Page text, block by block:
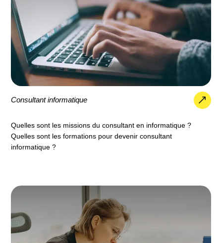
Consultant informatique
Quelles sont les missions du consultant en informatique ?
Quelles sont les formations pour devenir consultant
informatique ?